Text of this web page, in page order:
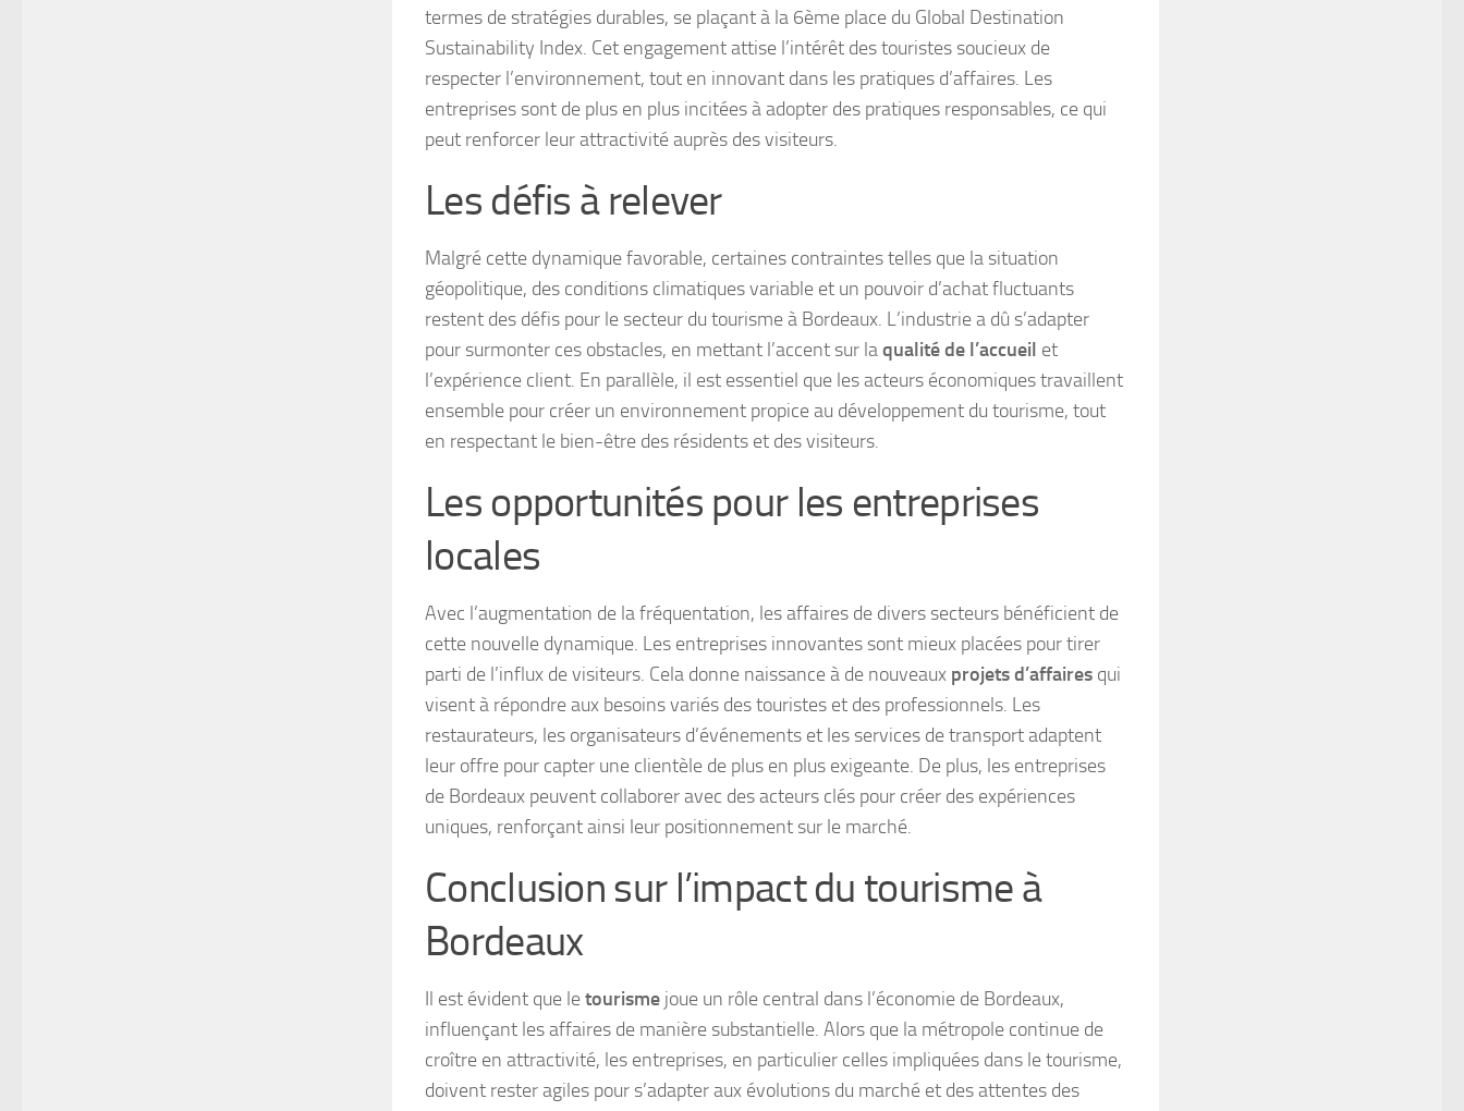
termes de stratégies durables, se plaçant à la 6ème place du Global Destination
Sustainability Index. Cet engagement attise l’intérêt des touristes soucieux de
respecter l’environnement, tout en innovant dans les pratiques d’affaires. Les
entreprises sont de plus en plus incitées à adopter des pratiques responsables, ce qui
peut renforcer leur attractivité auprès des visiteurs.
Les défis à relever
Malgré cette dynamique favorable, certaines contraintes telles que la situation
géopolitique, des conditions climatiques variable et un pouvoir d’achat fluctuants
restent des défis pour le secteur du tourisme à Bordeaux. L’industrie a dû s’adapter
pour surmonter ces obstacles, en mettant l’accent sur laqualité de l’accueil et
l’expérience client. En parallèle, il est essentiel que les acteurs économiques travaillent
ensemble pour créer un environnement propice au développement du tourisme, tout
en respectant le bien-être des résidents et des visiteurs.
Les opportunités pour les entreprises
locales
Avec l’augmentation de la fréquentation, les affaires de divers secteurs bénéficient de
cette nouvelle dynamique. Les entreprises innovantes sont mieux placées pour tirer
parti de l’influx de visiteurs. Cela donne naissance à de nouveaux projets d’affaires qui
visent à répondre aux besoins variés des touristes et des professionnels. Les
restaurateurs, les organisateurs d’événements et les services de transport adaptent
leur offre pour capter une clientèle de plus en plus exigeante. De plus, les entreprises
de Bordeaux peuvent collaborer avec des acteurs clés pour créer des expériences
uniques, renforçant ainsi leur positionnement sur le marché.
Conclusion sur l’impact du tourisme à
Bordeaux
Il est évident que letourisme joue un rôle central dans l’économie de Bordeaux,
influençant les affaires de manière substantielle. Alors que la métropole continue de
croître en attractivité, les entreprises, en particulier celles impliquées dans le tourisme,
doivent rester agiles pour s’adapter aux évolutions du marché et des attentes des